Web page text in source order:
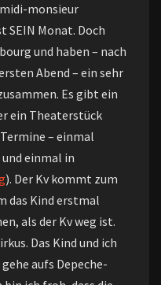
monsieur
SEIN Monat. Doch
und haben – nach
Abend – ein sehr
Es gibt ein
ein Theaterstück
– einmal
einmal in
). Der Kv kommt zum
das Kind erstmal
als der Kv weg ist.
Das Kind und ich
aufs Depeche-